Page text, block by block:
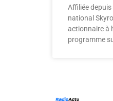
Affiliée
national
actionnaire à
programme